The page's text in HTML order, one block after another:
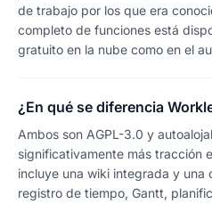
de trabajo por los que era
completo de funciones está
gratuito en la nube como en el
¿En qué se diferencia
Ambos son AGPL-3.0 y
significativamente más tracción
incluye una wiki integrada y una
registro de tiempo, Gantt,